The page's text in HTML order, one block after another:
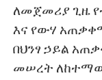
ለመጀመሪያ ጊዜ
እና የውሃ
በህንፃ ኃይል
መሠረት ለከተማው